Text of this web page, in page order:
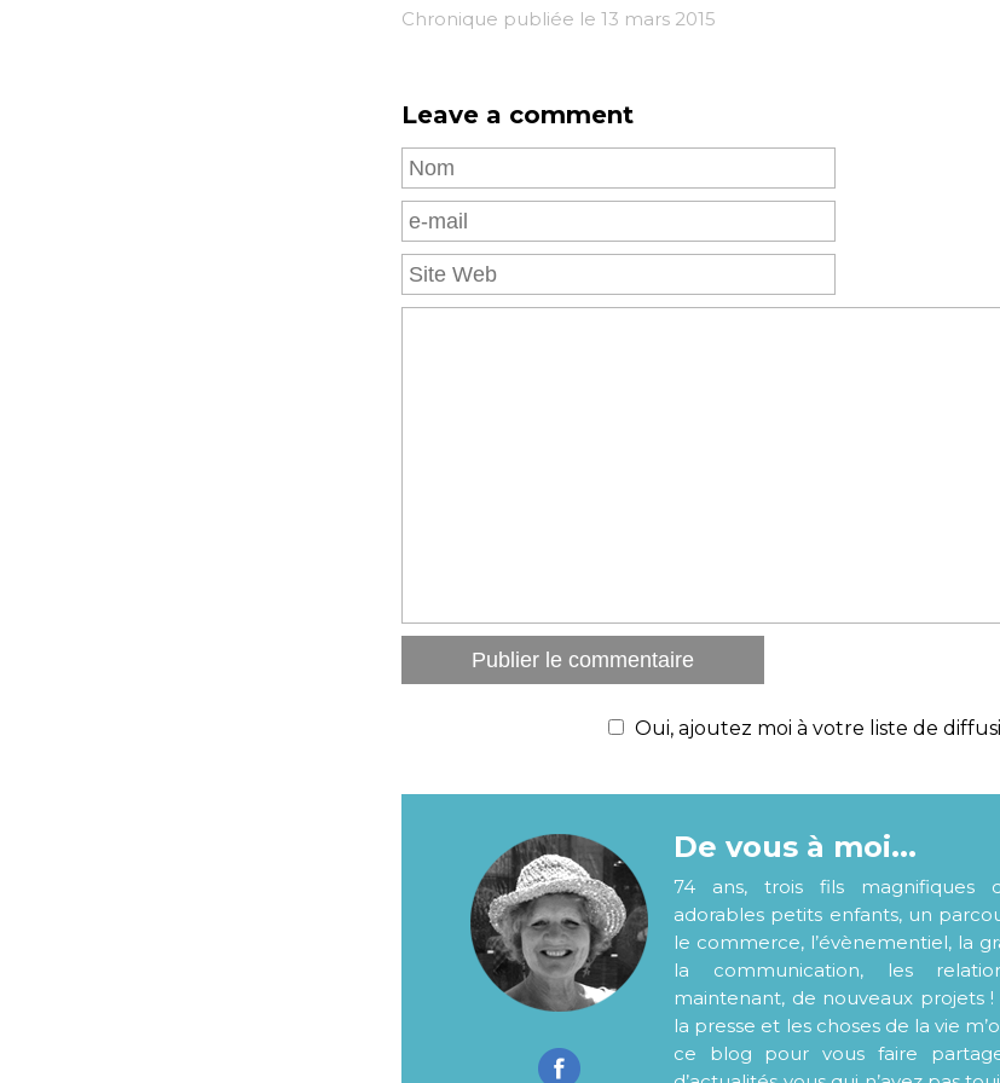
Chronique publiée le 13 mars 2015
Leave a comment
Oui, ajoutez moi à votre liste de
De vous à moi...
74 ans, trois fils magnifiques
adorables petits enfants, un
le commerce, l’évènementiel, la
la communication, les
maintenant, de nouveaux projets
la presse et les choses de la vie
ce blog pour vous faire